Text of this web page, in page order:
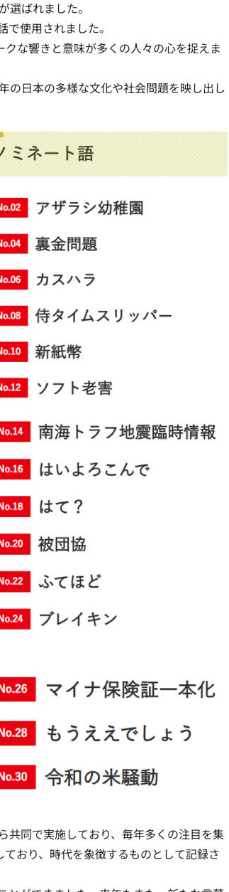
選ばれました。
使用されました。
な響きと意味が多くの人々の心を捉えま
の日本の多様な文化や社会問題を映し出し
共同で実施しており、毎年多くの注目を集
おり、時代を象徴するものとして記録さ